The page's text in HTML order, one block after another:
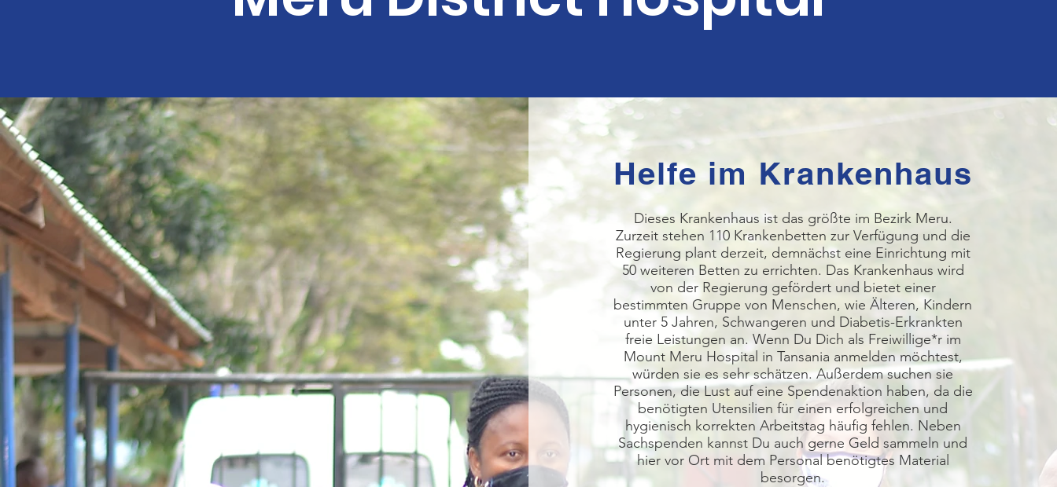
Helfe im Krankenhaus
Dieses Krankenhaus ist das größte im Bezirk Meru.
Zurzeit stehen 110 Krankenbetten zur Verfügung und die
Regierung plant derzeit, demnächst eine Einrichtung mit
50 weiteren Betten zu errichten. Das Krankenhaus wird
von der Regierung gefördert und bietet einer
bestimmten Gruppe von Menschen, wie Älteren, Kindern
unter 5 Jahren, Schwangeren und Diabetis-Erkrankten
freie Leistungen an. Wenn Du Dich als Freiwillige*r im
Mount Meru Hospital in Tansania anmelden möchtest,
würden sie es sehr schätzen. Außerdem suchen sie
Personen, die Lust auf eine Spendenaktion haben, da die
benötigten Utensilien für einen erfolgreichen und
hygienisch korrekten Arbeitstag häufig fehlen. Neben
Sachspenden kannst Du auch gerne Geld sammeln und
hier vor Ort mit dem Personal benötigtes Material
besorgen.